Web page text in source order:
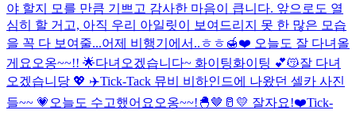
야 할지 모를 만큼 기쁘고 감사한 마음이 큽니다. 앞으로도 열
심히 할 거고, 아직 우리 아일릿이 보여드리지 못 한 많은 모습
을 꼭 다 보여줄...어제 비행기에서..ㅎㅎ🍯❤️ 오늘도 잘 다녀올
게요오옹~~!! 🌟다녀오겠습니다~ 화이팅화이팅 💕😽잘 다녀
오겠습니당 💖 ✈️Tick-Tack 뮤비 비하인드에 나왔던 셀카 사진
들~~ 💗 오늘도 수고했어요오옹~~!🐣🤎🥛💛 잘자요!❤️Tick-